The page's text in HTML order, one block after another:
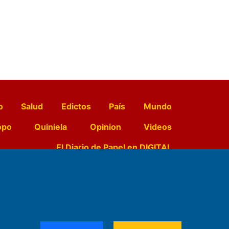
Salud Edictos País
Mundo
Quiniela Opinion
Videos
El Diario de Papel en DIGITAL